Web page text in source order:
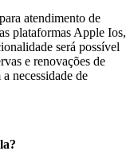
atendimento de
plataformas Apple Ios,
será possível
e renovações de
necessidade de